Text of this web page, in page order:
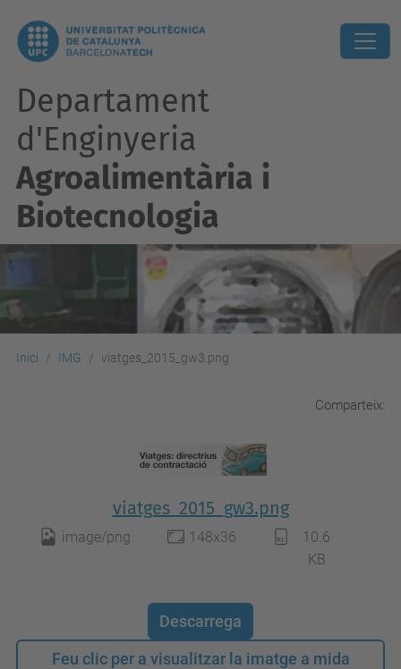
Departament
d'Enginyeria
Agroalimentària i
Biotecnologia
Inici IMG viatges_2015_gw3.png
Comparteix:
viatges_2015_gw3.png
image/png 148x36
10.6
KB
Descarrega
Feu clic per a visualitzar la imatge a mida